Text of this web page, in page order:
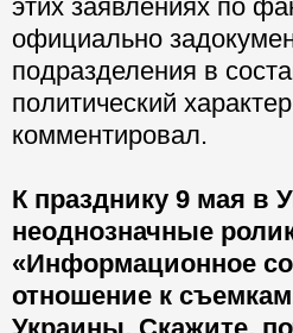
этих заявлениях по
официально
подразделения в
политический
комментировал.
К празднику 9 мая в
неоднозначные
«Информационное
отношение к